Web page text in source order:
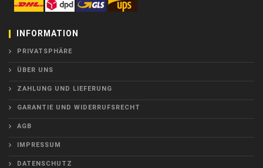
INFORMATION
PRIVATSPHÄRE
ÜBER UNS
ZAHLUNG UND LIEFERUNG
GARANTIE UND WIDERRUFSRECHT
AGB
IMPRESSUM
DATENSCHUTZ